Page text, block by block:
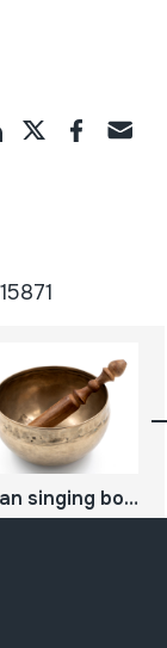
Tibetan singing bowls; Cuenco nepali